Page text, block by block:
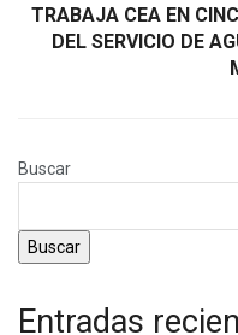
TRABAJA CEA EN
DEL SERVICIO DE
Buscar
Buscar
Entradas